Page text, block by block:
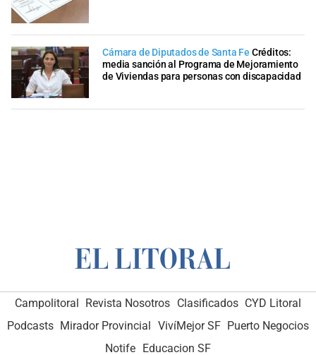
Cámara de Diputados de Santa Fe Créditos:
media sanción al Programa de Mejoramiento
de Viviendas para personas con discapacidad
Campolitoral Revista Nosotros Clasificados CYD Litoral
Podcasts Mirador Provincial VivíMejor SF Puerto Negocios
Notife Educacion SF